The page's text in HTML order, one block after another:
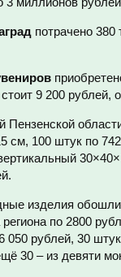
потрачено 380
9 200
Пензенской
см, 100 штук по
изделия
по 2800
050 рублей, 30
30 – из девяти